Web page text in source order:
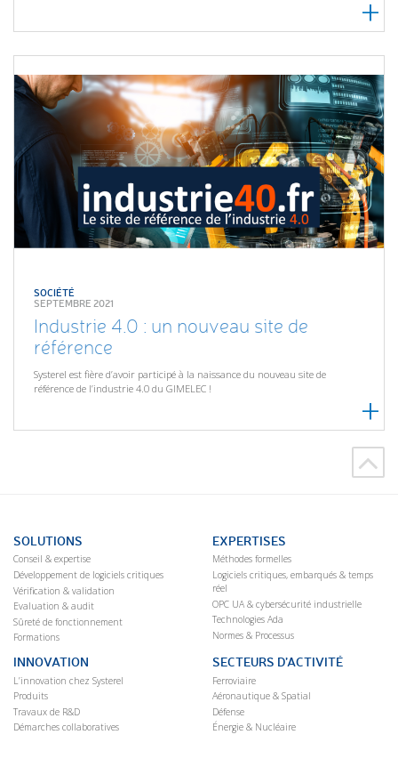
SOCIÉTÉ
SEPTEMBRE 2021
Industrie 4.0 : un nouveau site de
référence
Systerel est fière d’avoir participé à la naissance du nouveau site de
référence de l’industrie 4.0 du GIMELEC !
SOLUTIONS
Conseil & expertise
Développement de logiciels critiques
Vérification & validation
Evaluation & audit
Sûreté de fonctionnement
Formations
EXPERTISES
Méthodes formelles
Logiciels critiques, embarqués & temps
réel
OPC UA & cybersécurité industrielle
Technologies Ada
Normes & Processus
INNOVATION
L’innovation chez Systerel
Produits
Travaux de R&D
Démarches collaboratives
SECTEURS D’ACTIVITÉ
Ferroviaire
Aéronautique & Spatial
Défense
Énergie & Nucléaire